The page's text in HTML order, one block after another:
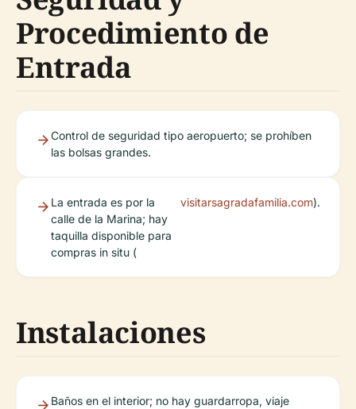
Procedimiento de
Entrada
Control de seguridad tipo aeropuerto; se prohíben
las bolsas grandes.
La entrada es por la
calle de la Marina; hay
taquilla disponible para
compras in situ (
visitarsagradafamilia.com).
Instalaciones
Baños en el interior; no hay guardarropa, viaje